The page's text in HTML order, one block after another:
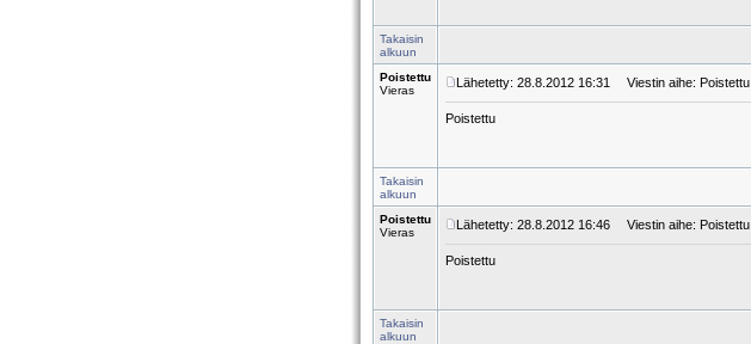
Takaisin
alkuun
Poistettu
Vieras
Lähetetty: 28.8.2012 16:31 Viestin aihe: Poistettu
Poistettu
Takaisin
alkuun
Poistettu
Vieras
Lähetetty: 28.8.2012 16:46 Viestin aihe: Poistettu
Poistettu
Takaisin
alkuun